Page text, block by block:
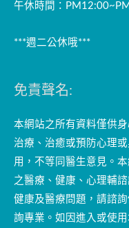
午休時間：
***週二公休哦***
免責聲名:
本網站之所有資料僅供
治療、治癒或預防心理
用，不等同醫生意見。
之醫療、健康、心理輔
健康及醫療問題，請諮
詢專業。如因進入或使